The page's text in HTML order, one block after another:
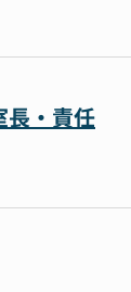
長・責任